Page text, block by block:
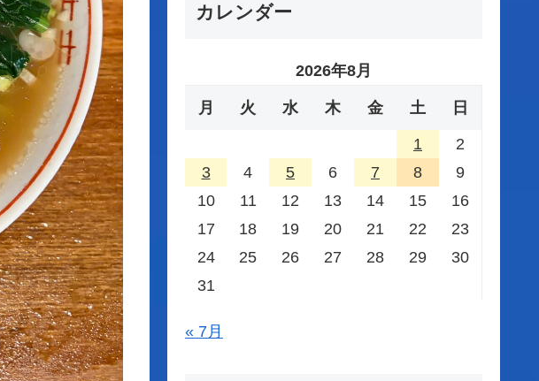
カレンダー
2026年8月
月 火 水 木 金 土 日
1
2
3
4 5 6 7 8
9
10
11 12 13 14 15
16
17
18 19 20 21 22
23
24
25 26 27 28 29
30
31
« 7月